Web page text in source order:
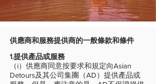
供應商和服務提供商的一般條款和條件
1.提供產品或服務
（i）供應商同意按要求和規定向Asian
Detours及其公司集團（AD）提供產品或